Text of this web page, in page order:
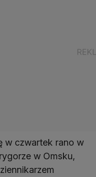
w czwartek rano w
w Omsku,